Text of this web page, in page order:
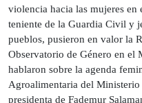
violencia hacia las mujeres
teniente de la Guardia Civil y
pueblos, pusieron en valor la
Observatorio de Género en el
hablaron sobre la agenda
Agroalimentaria del
presidenta de Fademur